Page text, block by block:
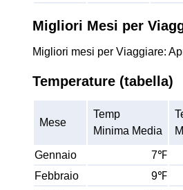
Migliori Mesi per
Migliori mesi per Viaggiare:
Temperature (tabella)
Mese
Temp
Minima Media
Gennaio 7℉
Febbraio
9℉